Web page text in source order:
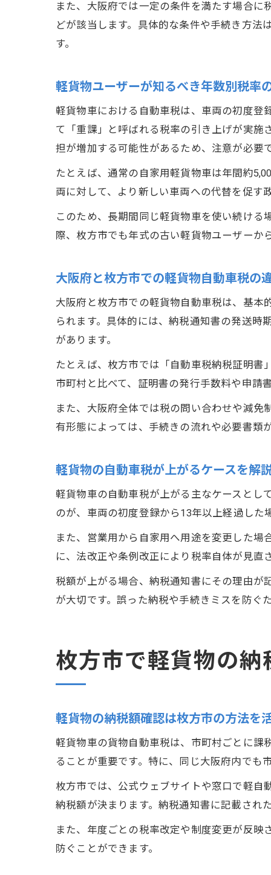
また、大阪府では一定の条件を満たす場合
どが該当します。具体的な条件や手続き方
す。
軽貨物ユーザーが知るべき年数別税率
軽貨物車における自動車税は、車両の初度登
て「重課」と呼ばれる税率の引き上げが実施
担が増加する可能性があるため、注意が必要で
たとえば、通常の自家用軽貨物車は年間約
両に対して、より新しい車両への代替を促す
このため、長期間同じ軽貨物車を使い続け
際、枚方市でも年式の古い軽貨物ユーザーか
大阪府と枚方市での軽貨物自動車税の
大阪府と枚方市での軽貨物自動車税は、基本
られます。具体的には、納税通知書の発送
があります。
たとえば、枚方市では「自動車税納税証明書
市町村と比べて、証明書の発行手数料や申請
また、大阪府全体では税の問い合わせや減
有形態によっては、手続きの流れや必要書類
軽貨物の自動車税が上がるケースを解
軽貨物車の自動車税が上がる主なケースとし
のが、車両の初度登録から13年以上経過した
また、営業用から自家用へ用途を変更した場
に、法改正や条例改正により税率自体が見直
税額が上がる場合、納税通知書にその理由が
が大切です。誤った納税や手続きミスを防ぐ
枚方市で軽貨物の
軽貨物の納税額確認は枚方市の方法を
軽貨物車の貨物自動車税は、市町村ごとに課
ることが重要です。特に、同じ大阪府内でも
枚方市では、公式ウェブサイトや窓口で軽自
納税額が決まります。納税通知書に記載され
また、年度ごとの税率改定や制度変更が反
防ぐことができます。